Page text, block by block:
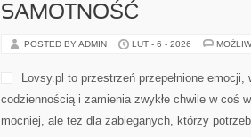
SAMOTNOŚĆ
POSTED BY ADMIN LUT - 6 - 2026
Lovsy.pl to przestrzeń przepełnione
codziennością i zamienia zwykłe chwile w coś
mocniej, ale też dla zabieganych, którzy